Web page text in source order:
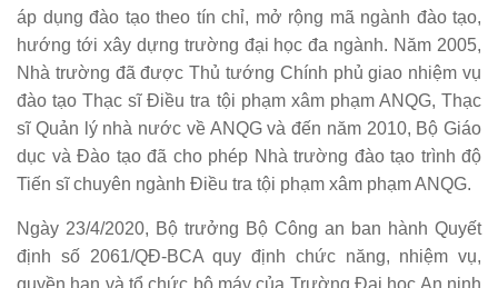
áp dụng đào tạo theo tín chỉ, mở rộng mã ngành đào tạo,
hướng tới xây dựng trường đại học đa ngành. Năm 2005,
Nhà trường đã được Thủ tướng Chính phủ giao nhiệm vụ
đào tạo Thạc sĩ Điều tra tội phạm xâm phạm ANQG, Thạc
sĩ Quản lý nhà nước về ANQG và đến năm 2010, Bộ Giáo
dục và Đào tạo đã cho phép Nhà trường đào tạo trình độ
Tiến sĩ chuyên ngành Điều tra tội phạm xâm phạm ANQG.
Ngày 23/4/2020, Bộ trưởng Bộ Công an ban hành Quyết
định số 2061/QĐ-BCA quy định chức năng, nhiệm vụ,
quyền hạn và tổ chức bộ máy của Trường Đại học An ninh